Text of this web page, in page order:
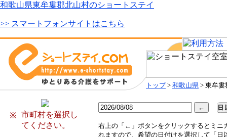
和歌山県東牟婁郡北山村のショートステイ
>> スマートフォンサイトはこちら
トップ> 和歌山県 > 東牟婁
※
市町村を選択し
てください。
右上の「←」ボタンをクリックするとミニ
れますので、希望の日付けを選択して「日